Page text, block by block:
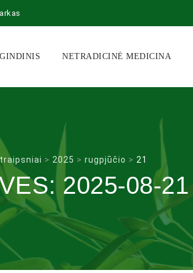
NETRADICINĖ MEDICINA
> 2025 > rugpjūčio > 21
2025-08-21